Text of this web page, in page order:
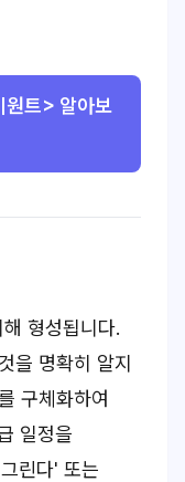
원트> 알아보
형성됩니다.
을 명확히 알지
구체화하여
일정을
린다' 또는